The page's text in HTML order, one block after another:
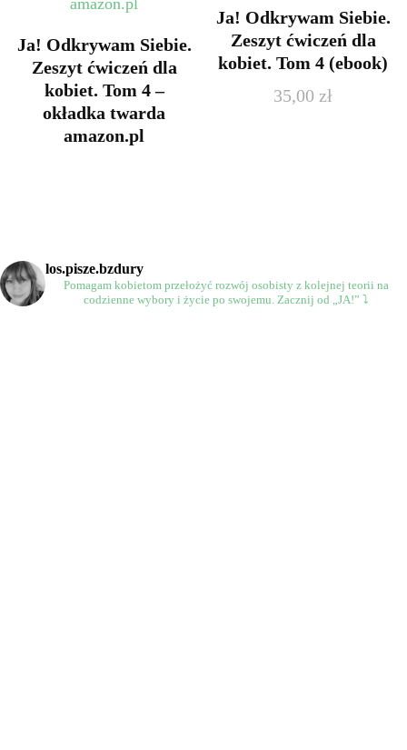
Ja! Odkrywam Siebie.
Zeszyt ćwiczeń dla
kobiet. Tom 4 –
okładka twarda
amazon.pl
Ja! Odkrywam Siebie.
Zeszyt ćwiczeń dla
kobiet. Tom 4 (ebook)
35,00 zł
los.pisze.bzdury
Pomagam kobietom przełożyć rozwój osobisty z kolejnej teorii na
codzienne wybory i życie po swojemu. Zacznij od „JA!” ⤵️